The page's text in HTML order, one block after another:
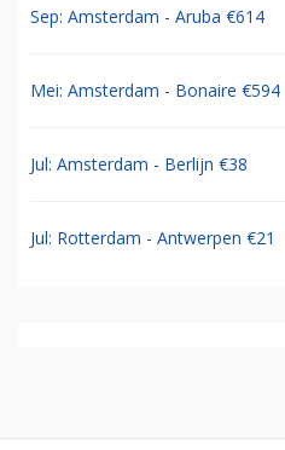
Sep: Amsterdam - Aruba €614
Mei: Amsterdam - Bonaire €594
Jul: Amsterdam - Berlijn €38
Jul: Rotterdam - Antwerpen €21